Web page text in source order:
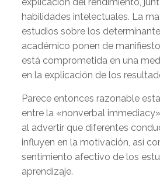
habilidades intelectuales. La
estudios sobre los
académico ponen de
está comprometida en una
en la explicación de los
Parece entonces razonable
entre la «nonverbal
al advertir que diferentes
influyen en la motivación, así
sentimiento afectivo de los
aprendizaje.